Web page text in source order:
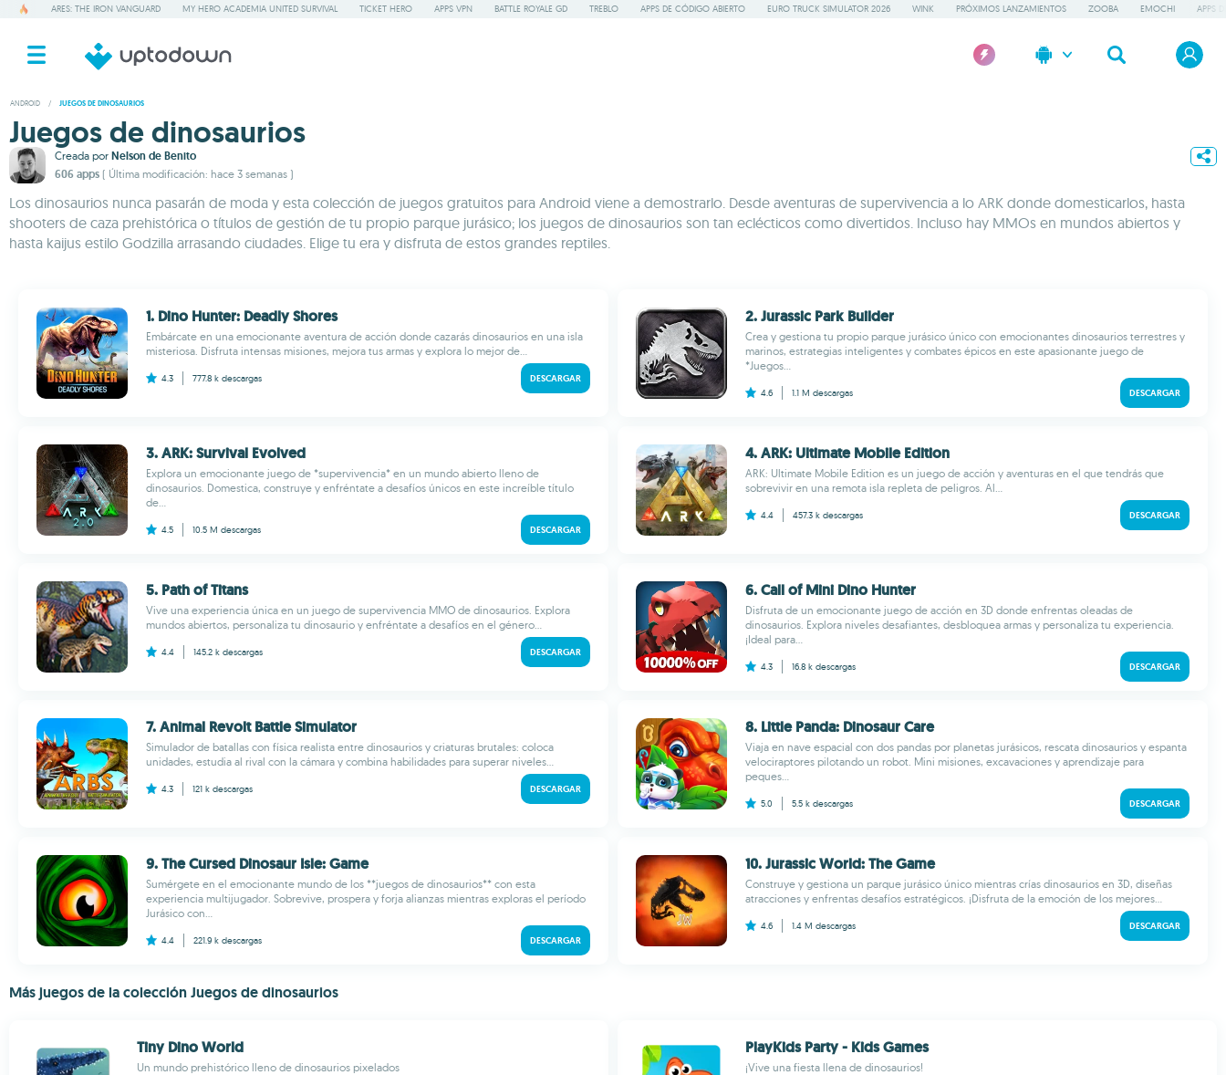
ARES: THE IRON VANGUARD MY HERO ACADEMIA UNITED SURVIVAL TICKET HERO APPS VPN BATTLE ROYALE GD TREBLO APPS DE CÓDIGO ABIERTO EURO TRUCK SIMULATOR 2026 WINK PRÓXIMOS LANZAMIENTOS ZOOBA EMOCHI APPS
ANDROID / JUEGOS DE DINOSAURIOS
Juegos de dinosaurios
Creada por Nelson de Benito
606 apps ( Última modificación: hace 3 semanas )
Los dinosaurios nunca pasarán de moda y esta colección de juegos gratuitos para Android viene a demostrarlo. Desde aventuras de supervivencia a lo ARK donde domesticarlos, hasta
shooters de caza prehistórica o títulos de gestión de tu propio parque jurásico; los juegos de dinosaurios son tan eclécticos como divertidos. Incluso hay MMOs en mundos abiertos y
hasta kaijus estilo Godzilla arrasando ciudades. Elige tu era y disfruta de estos grandes reptiles.
1. Dino Hunter: Deadly Shores
Embárcate en una emocionante aventura de acción donde cazarás dinosaurios en una isla
misteriosa. Disfruta intensas misiones, mejora tus armas y explora lo mejor de...
4.3 777.8 k descargas DESCARGAR
2. Jurassic Park Builder
Crea y gestiona tu propio parque jurásico único con emocionantes dinosaurios terrestres y
marinos, estrategias inteligentes y combates épicos en este apasionante juego de
*Juegos...
4.6 1.1 M descargas DESCARGAR
3. ARK: Survival Evolved
Explora un emocionante juego de *supervivencia* en un mundo abierto lleno de
dinosaurios. Domestica, construye y enfréntate a desafíos únicos en este increíble título
de...
4.5 10.5 M descargas DESCARGAR
4. ARK: Ultimate Mobile Edition
ARK: Ultimate Mobile Edition es un juego de acción y aventuras en el que tendrás que
sobrevivir en una remota isla repleta de peligros. Al...
4.4 457.3 k descargas DESCARGAR
5. Path of Titans
Vive una experiencia única en un juego de supervivencia MMO de dinosaurios. Explora
mundos abiertos, personaliza tu dinosaurio y enfréntate a desafíos en el género...
4.4 145.2 k descargas DESCARGAR
6. Call of Mini Dino Hunter
Disfruta de un emocionante juego de acción en 3D donde enfrentas oleadas de
dinosaurios. Explora niveles desafiantes, desbloquea armas y personaliza tu experiencia.
¡Ideal para...
4.3 16.8 k descargas DESCARGAR
7. Animal Revolt Battle Simulator
Simulador de batallas con física realista entre dinosaurios y criaturas brutales: coloca
unidades, estudia al rival con la cámara y combina habilidades para superar niveles...
4.3 121 k descargas DESCARGAR
8. Little Panda: Dinosaur Care
Viaja en nave espacial con dos pandas por planetas jurásicos, rescata dinosaurios y espanta
velociraptores pilotando un robot. Mini misiones, excavaciones y aprendizaje para
peques...
5.0 5.5 k descargas DESCARGAR
9. The Cursed Dinosaur Isle: Game
Sumérgete en el emocionante mundo de los **juegos de dinosaurios** con esta
experiencia multijugador. Sobrevive, prospera y forja alianzas mientras exploras el período
Jurásico con...
4.4 221.9 k descargas DESCARGAR
10. Jurassic World: The Game
Construye y gestiona un parque jurásico único mientras crías dinosaurios en 3D, diseñas
atracciones y enfrentas desafíos estratégicos. ¡Disfruta de la emoción de los mejores...
4.6 1.4 M descargas DESCARGAR
Más juegos de la colección Juegos de dinosaurios
Tiny Dino World
Un mundo prehistórico lleno de dinosaurios pixelados
PlayKids Party - Kids Games
¡Vive una fiesta llena de dinosaurios!